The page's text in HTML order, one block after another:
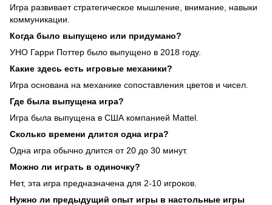
Игра развивает стратегическое мышление, внимание, навыки
коммуникации.
Когда было выпущено или придумано?
УНО Гарри Поттер было выпущено в 2018 году.
Какие здесь есть игровые механики?
Игра основана на механике сопоставления цветов и чисел.
Где была выпущена игра?
Игра была выпущена в США компанией Mattel.
Сколько времени длится одна игра?
Одна игра обычно длится от 20 до 30 минут.
Можно ли играть в одиночку?
Нет, эта игра предназначена для 2-10 игроков.
Нужно ли предыдущий опыт игры в настольные игры